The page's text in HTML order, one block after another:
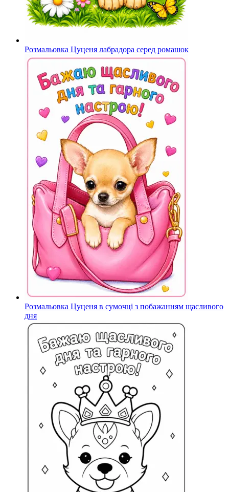
Розмальовка Цуценя лабрадора серед ромашок
Розмальовка Цуценя в сумочці з побажанням щасливого
дня